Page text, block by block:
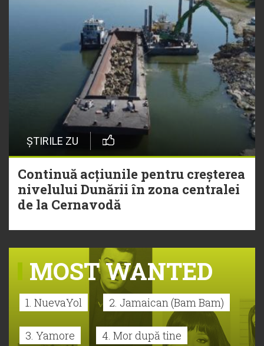
ȘTIRILE ZU
Continuă acțiunile pentru creșterea
nivelului Dunării în zona centralei
de la Cernavodă
MOST WANTED
1. NuevaYol 2. Jamaican (Bam Bam)
3. Yamore 4. Mor după tine